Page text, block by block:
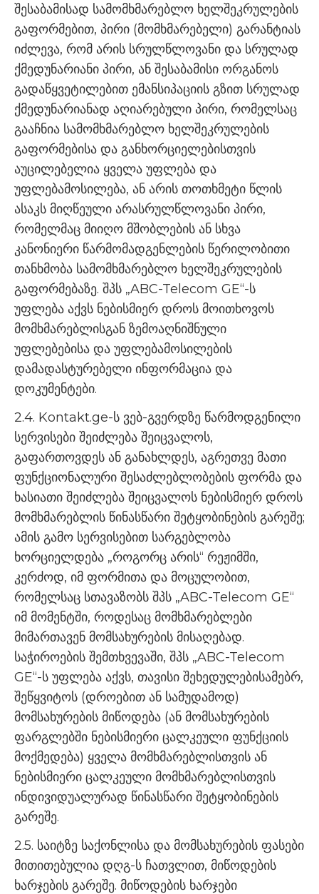
შესაბამისად სამომხმარებლო ხელშეკრულების
გაფორმებით, პირი (მომხმარებელი) გარანტიას
იძლევა, რომ არის სრულწლოვანი და სრულად
ქმედუნარიანი პირი, ან შესაბამისი ორგანოს
გადაწყვეტილებით ემანსიპაციის გზით სრულად
ქმედუნარიანად აღიარებული პირი, რომელსაც
გააჩნია სამომხმარებლო ხელშეკრულების
გაფორმებისა და განხორციელებისთვის
აუცილებელია ყველა უფლება და
უფლებამოსილება, ან არის თოთხმეტი წლის
ასაკს მიღწეული არასრულწლოვანი პირი,
რომელმაც მიიღო მშობლების ან სხვა
კანონიერი წარმომადგენლების წერილობითი
თანხმობა სამომხმარებლო ხელშეკრულების
გაფორმებაზე. შპს „ABC-Telecom GE“-ს
უფლება აქვს ნებისმიერ დროს მოითხოვოს
მომხმარებლისგან ზემოაღნიშნული
უფლებებისა და უფლებამოსილების
დამადასტურებელი ინფორმაცია და
დოკუმენტები.
2.4. Kontakt.ge-ს ვებ-გვერდზე წარმოდგენილი
სერვისები შეიძლება შეიცვალოს,
გაფართოვდეს ან განახლდეს, აგრეთვე მათი
ფუნქციონალური შესაძლებლობების ფორმა და
ხასიათი შეიძლება შეიცვალოს ნებისმიერ დროს
მომხმარებლის წინასწარი შეტყობინების გარეშე;
ამის გამო სერვისებით სარგებლობა
ხორციელდება „როგორც არის“ რეჟიმში,
კერძოდ, იმ ფორმითა და მოცულობით,
რომელსაც სთავაზობს შპს „ABC-Telecom GE“
იმ მომენტში, როდესაც მომხმარებლები
მიმართავენ მომსახურების მისაღებად.
საჭიროების შემთხვევაში, შპს „ABC-Telecom
GE“-ს უფლება აქვს, თავისი შეხედულებისამებრ,
შეწყვიტოს (დროებით ან სამუდამოდ)
მომსახურების მიწოდება (ან მომსახურების
ფარგლებში ნებისმიერი ცალკეული ფუნქციის
მოქმედება) ყველა მომხმარებლისთვის ან
ნებისმიერი ცალკეული მომხმარებლისთვის
ინდივიდუალურად წინასწარი შეტყობინების
გარეშე.
2.5. საიტზე საქონლისა და მომსახურების ფასები
მითითებულია დღგ-ს ჩათვლით, მიწოდების
ხარჯების გარეშე. მიწოდების ხარჯები